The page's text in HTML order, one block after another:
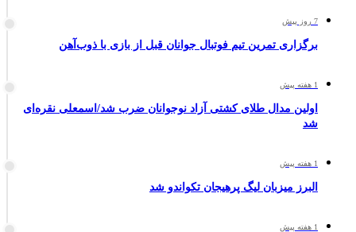
7 روز پیش
برگزاری تمرین تیم فوتبال جوانان قبل از بازی با ذوب‌آهن
1 هفته پیش
اولین مدال طلای کشتی آزاد نوجوانان ضرب شد/اسمعلی نقره‌ای
شد
1 هفته پیش
البرز میزبان لیگ پرهیجان تکواندو شد
1 هفته پیش